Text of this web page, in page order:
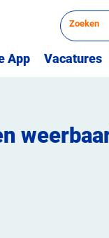
App Vacatures